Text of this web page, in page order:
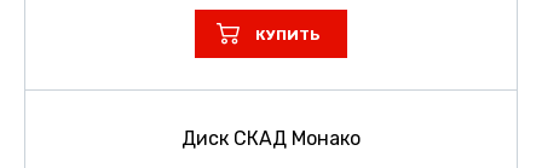
КУПИТЬ
Диск СКАД Монако